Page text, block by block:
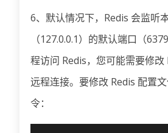
6、默认情况下，Redis 会监听
（127.0.0.1）的默认端口（
程访问 Redis，您可能需要修改
远程连接。要修改 Redis 配置
令：